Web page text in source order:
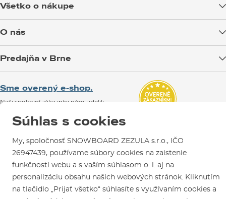
Všetko o nákupe
Výmena a vrátenie tovaru
Reklamácie
Návody na použitie a údržbu
Kontakty
O nás
SNOWBOARD ZEZULA Team
Ako si vybrať vybavenie
Predajňa v Brne
Mapa a ako k nám
Požičovňa
Servis a opravy
Sme overený e-shop.
Naši spokojní zákazníci nám udelili
Súhlas s cookies
My, spoločnosť SNOWBOARD ZEZULA s.r.o., IČO
26947439, používame súbory cookies na zaistenie
funkčnosti webu a s vaším súhlasom o. i. aj na
personalizáciu obsahu našich webových stránok. Kliknutím
na tlačidlo „Prijať všetko“ súhlasíte s využívaním cookies a